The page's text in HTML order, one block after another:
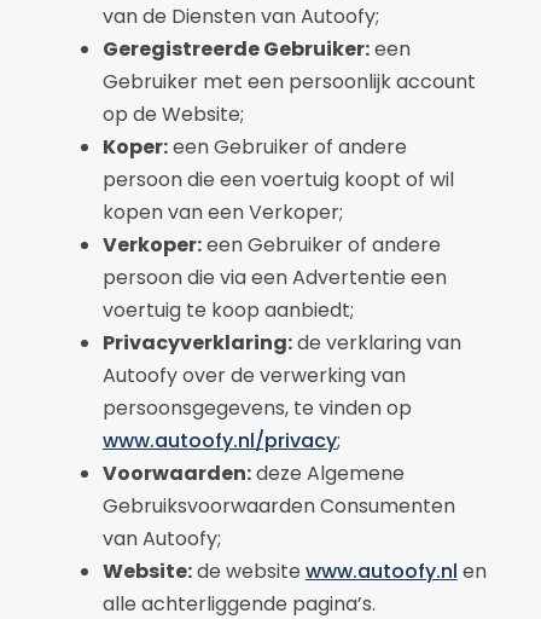
van de Diensten van Autoofy;
Geregistreerde Gebruiker:een
Gebruiker met een persoonlijk account
op de Website;
Koper:een Gebruiker of andere
persoon die een voertuig koopt of wil
kopen van een Verkoper;
Verkoper:een Gebruiker of andere
persoon die via een Advertentie een
voertuig te koop aanbiedt;
Privacyverklaring:de verklaring van
Autoofy over de verwerking van
persoonsgegevens, te vinden op
www.autoofy.nl/privacy;
Voorwaarden:deze Algemene
Gebruiksvoorwaarden Consumenten
van Autoofy;
Website:de website www.autoofy.nl en
alle achterliggende pagina’s.